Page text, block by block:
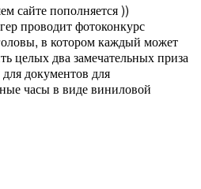
сайте пополняется ))
проводит фотоконкурс
в котором каждый может
целых два замечательных приза
документов для
часы в виде виниловой